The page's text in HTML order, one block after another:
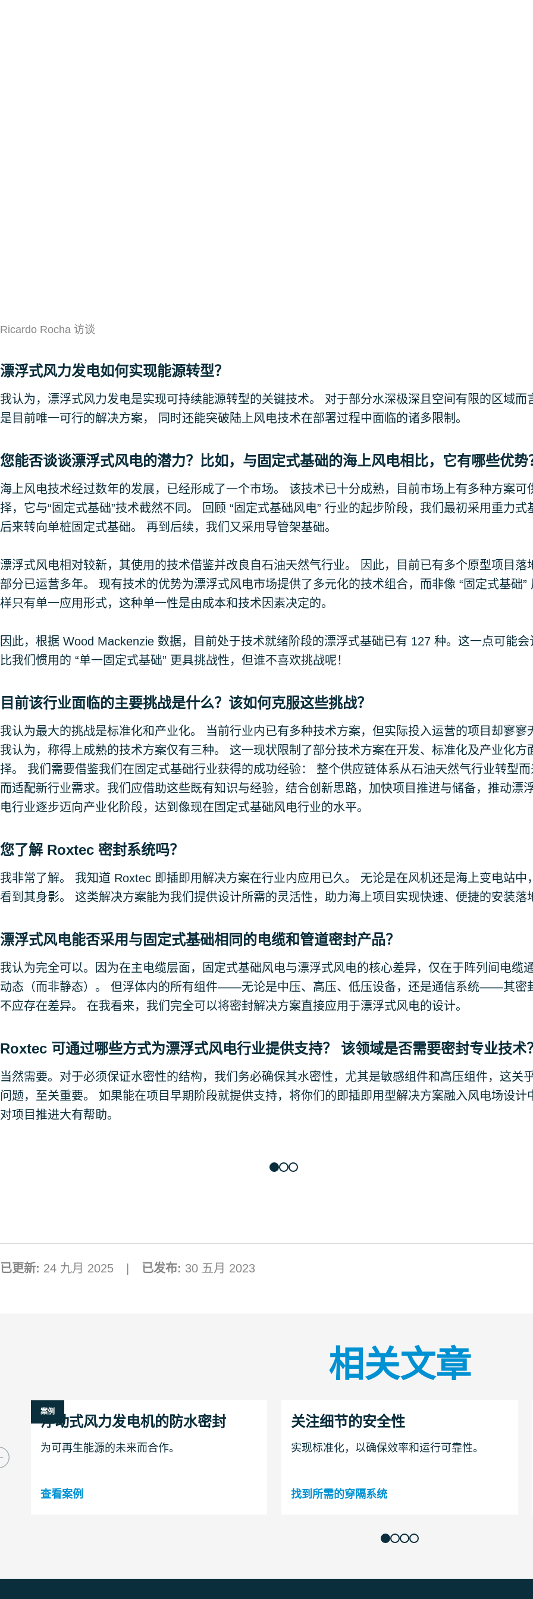
Ricardo Rocha 访谈
漂浮式风力发电如何实现能源转型？
我认为，漂浮式风力发电是实现可持续能源转型的关键技术。 对于部分水深极深且空间有限的区域而
是目前唯一可行的解决方案， 同时还能突破陆上风电技术在部署过程中面临的诸多限制。
您能否谈谈漂浮式风电的潜力？比如，与固定式基础的海上风电相比，它有哪些优势
海上风电技术经过数年的发展，已经形成了一个市场。 该技术已十分成熟，目前市场上有多种方案可
择，它与“固定式基础”技术截然不同。 回顾 “固定式基础风电” 行业的起步阶段，我们最初采用重力式
后来转向单桩固定式基础。 再到后续，我们又采用导管架基础。
漂浮式风电相对较新，其使用的技术借鉴并改良自石油天然气行业。 因此，目前已有多个原型项目落
部分已运营多年。 现有技术的优势为漂浮式风电市场提供了多元化的技术组合，而非像 “固定式基础”
样只有单一应用形式，这种单一性是由成本和技术因素决定的。
因此，根据 Wood Mackenzie 数据，目前处于技术就绪阶段的漂浮式基础已有 127 种。这一点可能会
比我们惯用的 “单一固定式基础” 更具挑战性，但谁不喜欢挑战呢！
目前该行业面临的主要挑战是什么？该如何克服这些挑战？
我认为最大的挑战是标准化和产业化。 当前行业内已有多种技术方案，但实际投入运营的项目却寥寥
我认为，称得上成熟的技术方案仅有三种。 这一现状限制了部分技术方案在开发、标准化及产业化方
择。 我们需要借鉴我们在固定式基础行业获得的成功经验： 整个供应链体系从石油天然气行业转型而
而适配新行业需求。我们应借助这些既有知识与经验，结合创新思路，加快项目推进与储备，推动漂
电行业逐步迈向产业化阶段，达到像现在固定式基础风电行业的水平。
您了解 Roxtec 密封系统吗？
我非常了解。 我知道 Roxtec 即插即用解决方案在行业内应用已久。 无论是在风机还是海上变电站中
看到其身影。 这类解决方案能为我们提供设计所需的灵活性，助力海上项目实现快速、便捷的安装落
漂浮式风电能否采用与固定式基础相同的电缆和管道密封产品？
我认为完全可以。因为在主电缆层面，固定式基础风电与漂浮式风电的核心差异，仅在于阵列间电缆
动态（而非静态）。 但浮体内的所有组件——无论是中压、高压、低压设备，还是通信系统——其密
不应存在差异。 在我看来，我们完全可以将密封解决方案直接应用于漂浮式风电的设计。
Roxtec 可通过哪些方式为漂浮式风电行业提供支持？ 该领域是否需要密封专业技术？
当然需要。对于必须保证水密性的结构，我们务必确保其水密性，尤其是敏感组件和高压组件，这关
问题，至关重要。 如果能在项目早期阶段就提供支持，将你们的即插即用型解决方案融入风电场设计
对项目推进大有帮助。
已更新: 24 九月 2025 已发布: 30 五月 2023
相关文章
案例
浮动式风力发电机的防水密封
为可再生能源的未来而合作。
查看案例
关注细节的安全性
实现标准化，以确保效率和运行可靠性。
找到所需的穿隔系统